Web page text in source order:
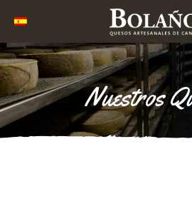
Nuestros